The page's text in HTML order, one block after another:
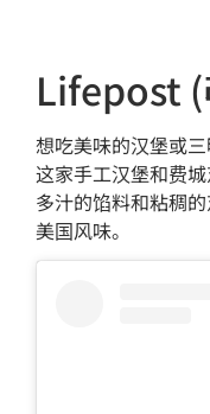
Lifepost (
想吃美味的汉堡或
这家手工汉堡和费
多汁的馅料和粘稠
美国风味。